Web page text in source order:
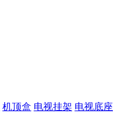
机顶盒 电视挂架 电视底座